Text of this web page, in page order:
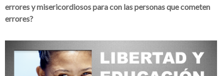
errores y misericordiosos para con las personas que cometen
errores?